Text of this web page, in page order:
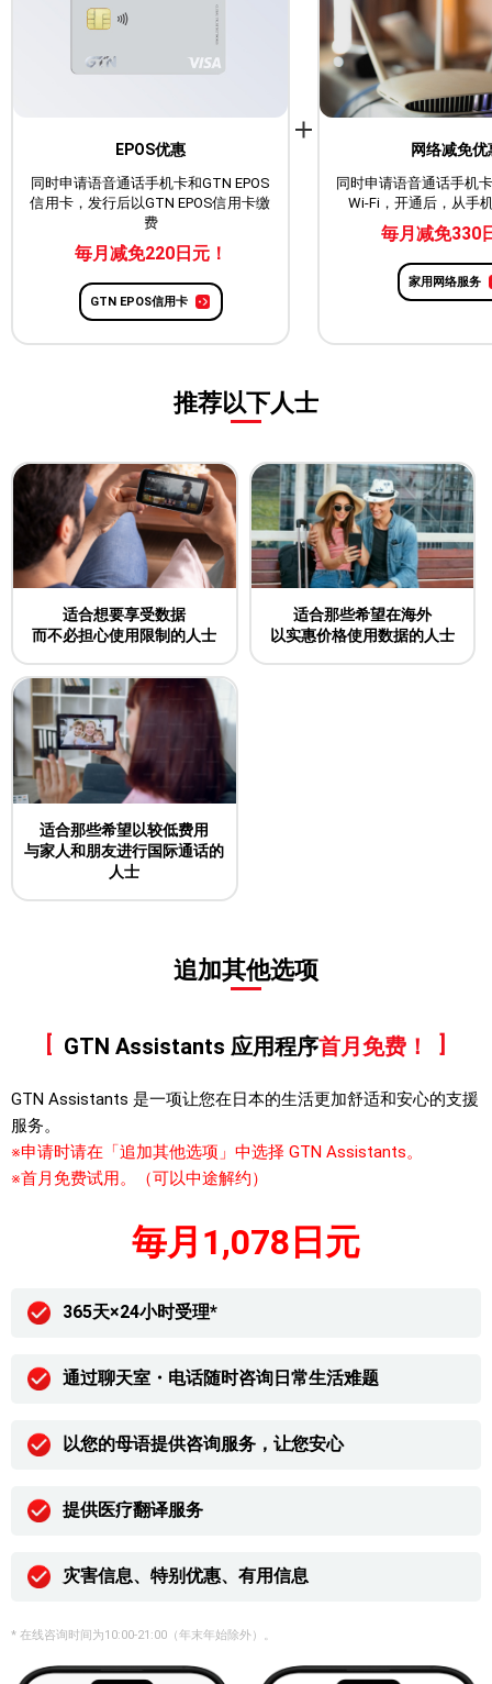
EPOS优惠
同时申请语音通话手机卡和GTN EPOS
信用卡，发行后以GTN EPOS信用卡缴
费
毎月减免220日元！
GTN EPOS信用卡
网络减免优
同时申请语音通话手机
Wi-Fi，开通后，从手
毎月减免330
家用网络服务
推荐以下人士
适合想要享受数据
而不必担心使用限制的人士
适合那些希望在海外
以实惠价格使用数据的人士
适合那些希望以较低费用
与家人和朋友进行国际通话的
人士
追加其他选项
GTN Assistants 应用程序首月免费！
GTN Assistants 是一项让您在日本的生活更加舒适和安心的支援
服务。
※申请时请在「追加其他选项」中选择 GTN Assistants。
※首月免费试用。（可以中途解约）
毎月1,078日元
365天×24小时受理*
通过聊天室・电话随时咨询日常生活难题
以您的母语提供咨询服务，让您安心
提供医疗翻译服务
灾害信息、特别优惠、有用信息
* 在线咨询时间为10:00-21:00（年末年始除外）。